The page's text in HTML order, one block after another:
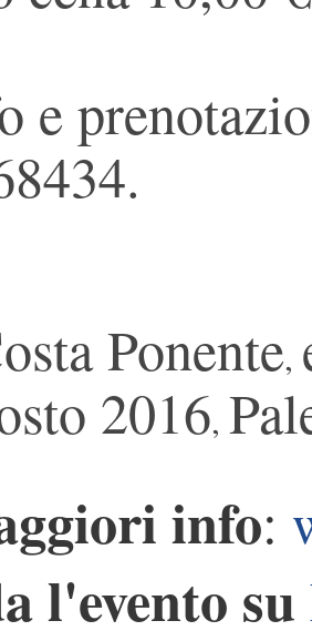
e
Ponente,
2016,
info:
l'evento su